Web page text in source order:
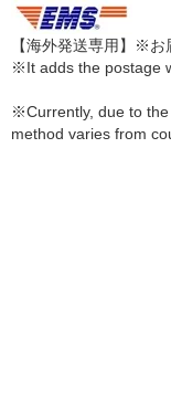
【海外発送専用】※お
※It adds the postage
※Currently, due to
method varies from